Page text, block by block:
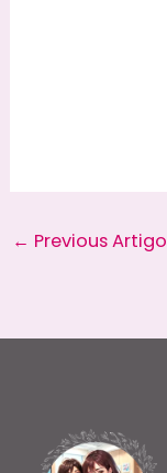
← Previous Artigo